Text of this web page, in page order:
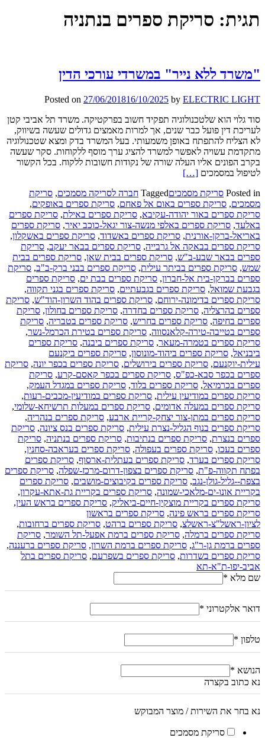
תגית: סריקת ספרים בנתניה
"משרד ללא נייר" במשרדי עורכי הדין
Posted on 27/06/201816/10/2025 by ELECTRIC LIGHT
סוד גלוי הוא שלטכנולוגיה תפקיד חשוב בפרקטיקה. משרד תל אביבי קטן
לעריכת דין פועל כבר שנים, אך למרות מאמצים גדולים שעשה בשיווק,
לא הצליח להתפתח באופן משמעותי. בעל המשרד בדק ומצא שטכנולוגיה
מתקדמת עשויה לאפשר למשרד להציג ערך מוסף ללקוחות. סקר שעשה
בקרב הפונים אליו העלה שורה של נקודות חשובות ללקוח. בכל הקשור
לטיפול במסמכים Read
about
"משרד
ללא
נייר"
במשרדי
עורכי
הדין
[…]
Posted in סריקת מסמכיםTagged חברה לסריקה מסמכים, סריקת
מסמכים, סריקת ספרים באום אל פאחם, סריקת ספרים באופקים,
סריקת ספרים באור יהודה-עקיבא, סריקת ספרים באילת, סריקת ספרים
באלעד, סריקת ספרים באלפי מנשה-צור יגאל-כוכב יאיר, סריקת ספרים
באריאל-ברקן-אורנית, סריקת ספרים באשדוד, סריקת ספרים באשקלון,
סריקת ספרים בבאקה אל גרבייה, סריקת ספרים בבאר יעקב, סריקת
ספרים בבאר שבע-ב"ש, סריקת ספרים בבית שאן, סריקת ספרים בבית
שמש, סריקת ספרים בביתר עילית, סריקת ספרים בבני ברק-ב"ב, סריקת
ספרים בברקן-בית אל-חברון, סריקת ספרים בבת ים, סריקת ספרים
בגבעת שמואל, סריקת ספרים בגבעתיים, סריקת ספרים בגני תקווה,
סריקת ספרים בדימונה-ירוחם, סריקת ספרים בהוד השרון-הוד"ש, סריקת
ספרים בהרצליה, סריקת ספרים בחדרה, סריקת ספרים בחולון, סריקת
ספרים בחיפה, סריקת ספרים בחריש, סריקת ספרים בטבריה, סריקת
ספרים בטייבה-טירה-קלאנסווה, סריקת ספרים בטירת הכרמל-נשר,
סריקת ספרים בטמרה-מעאר, סריקת ספרים ביבנה, סריקת ספרים
ביבניאל, סריקת ספרים ביהוד-מונוסון, סריקת ספרים ביקנעם
עילית-יוקנעם, סריקת ספרים בירושלים, סריקת ספרים בכפר יונה, סריקת
ספרים בכפר סבא-כפ"ס, סריקת ספרים בכפר קאסם-קרע, סריקת
ספרים בכרמיאל, סריקת ספרים בלוד, סריקת ספרים במגדל העמק,
סריקת ספרים במודיעין עילית, סריקת ספרים במודיעין-מכבים-רעות,
סריקת ספרים במעלה אדומים, סריקת ספרים במעלות תרשיחא-שלומי,
סריקת ספרים במתן-צור יצחק-קריית ארבע, סריקת ספרים בנהריה,
סריקת ספרים בנוף הגליל-נצרת עילית, סריקת ספרים בנס ציונה, סריקת
ספרים בנצרת, סריקת ספרים בנתיבות, סריקת ספרים בנתניה, סריקת
ספרים בעכו, סריקת ספרים בעפולה, סריקת ספרים בעראבה-סחנין,
סריקת ספרים בערד, סריקת ספרים בעתלית-ארסוף, סריקת ספרים
בפתח תקווה-פ"ת, סריקת ספרים בצפון-דרום-מרכז-שפלה, סריקת ספרים
בצפת--גליל-גולן-נגב, סריקת ספרים בקיבוצים-מושבים, סריקת ספרים
בקריית אונו-ים-מלאכי-שמונה, סריקת ספרים בקריית גת-אתא-עקרון,
סריקת ספרים בקריית מוצקין-חיים-ביאליק, סריקת ספרים בראש העין,
סריקת ספרים בראש פינה, סריקת ספרים בראשון
לציון-ראשל"צ-ראשלצ, סריקת ספרים ברהט, סריקת ספרים ברחובות,
סריקת ספרים ברמלה, סריקת ספרים ברמת אפעל-תל השומר, סריקת
ספרים ברמת גן-ר"ג, סריקת ספרים ברמת השרון, סריקת ספרים ברעננה,
סריקת ספרים בשדרות, סריקת ספרים בשפרעם, סריקת ספרים בתל
אביב-יפו-ת"א-תא
שם מלא *
דואר אלקטרוני *
טלפון *
הנושא *
נא כתוב בקצרה
נא בחר את השירות / מוצר המבוקש
סריקת מסמכים